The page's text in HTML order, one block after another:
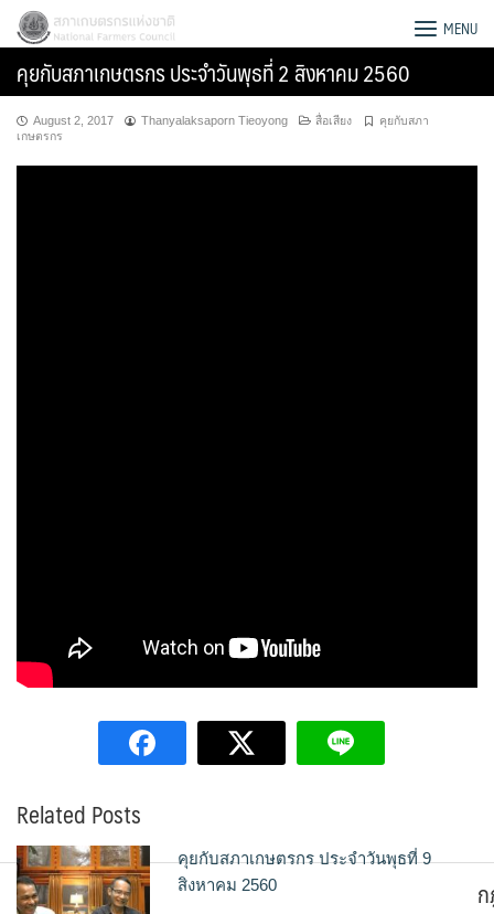
Skip
content
สภาเกษตรกรแห่งชาติ MENU
คุยกับสภาเกษตรกร ประจำวันพุธที่ 2 สิงหาคม 2560
August 2, 2017 Thanyalaksaporn Tieoyong สื่อเสียง
คุยกับสภา
เกษตรกร
Related Posts
คุยกับสภาเกษตรกร ประจำวันพุธที่ 9
สิงหาคม 2560